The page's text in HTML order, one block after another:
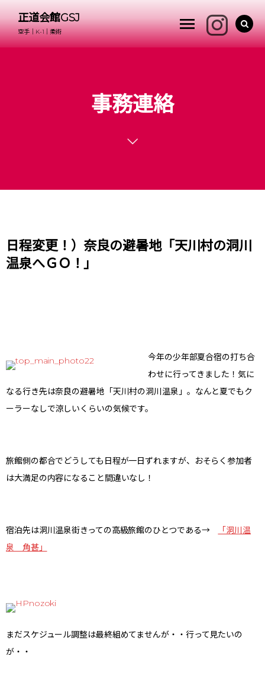
正道会館GSJ
空手｜K-1｜柔術
事務連絡
日程変更！）奈良の避暑地「天川村の洞川
温泉へＧＯ！」
今年の少年部夏合宿の打ち合
わせに行ってきました！気に
なる行き先は奈良の避暑地「天川村の洞川温泉」。なんと夏でもク
ーラーなしで涼しいくらいの気候です。
旅館側の都合でどうしても日程が一日ずれますが、おそらく参加者
は大満足の内容になること間違いなし！
宿泊先は洞川温泉街きっての高級旅館のひとつである→
「洞川温
泉 角甚」
まだスケジュール調整は最終組めてませんが・・行って見たいの
が・・